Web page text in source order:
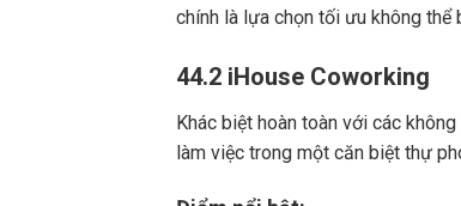
chính là lựa chọn tối ưu không thể
44.2 iHouse Coworking
Khác biệt hoàn toàn với các
làm việc trong một căn biệt thự